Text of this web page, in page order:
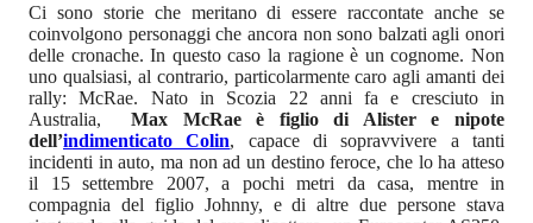
Ci sono storie che meritano di essere raccontate anche se
coinvolgono personaggi che ancora non sono balzati agli onori
delle cronache. In questo caso la ragione è un cognome. Non
uno qualsiasi, al contrario, particolarmente caro agli amanti dei
rally: McRae. Nato in Scozia 22 anni fa e cresciuto in
Australia,
Max McRae è figlio di Alister e nipote
dell’indimenticato Colin, capace di sopravvivere a tanti
incidenti in auto, ma non ad un destino feroce, che lo ha atteso
il 15 settembre 2007, a pochi metri da casa, mentre in
compagnia del figlio Johnny, e di altre due persone stava